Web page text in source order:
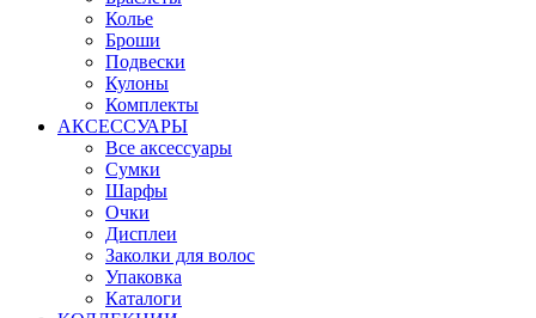
Колье
Броши
Подвески
Кулоны
Комплекты
АКСЕССУАРЫ
Все аксессуары
Сумки
Шарфы
Очки
Дисплеи
Заколки для волос
Упаковка
Каталоги